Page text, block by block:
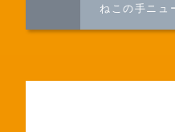
ねこの手ニュ